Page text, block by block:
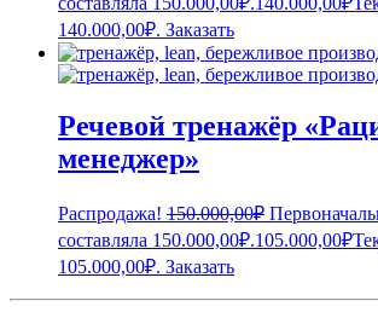
140.000,00₽. Заказать
Речевой тренажёр
менеджер»
Распродажа! 150.000,00₽
составляла 150.000,00₽.105.000,00₽
105.000,00₽. Заказать